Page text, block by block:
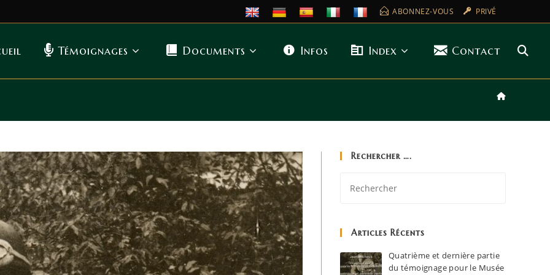
ABONNEZ-VOUS PRIVÉ
Témoignages Documents Infos Index Contact
Rechercher ….
Articles Récents
Quatrième et dernière partie
du témoignage pour le Musée